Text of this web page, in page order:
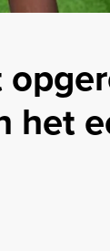
het